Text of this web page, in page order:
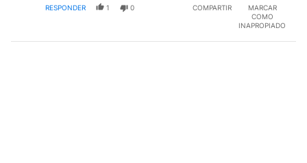
RESPONDER 1 0 COMPARTIR
MARCAR
COMO
INAPROPIADO